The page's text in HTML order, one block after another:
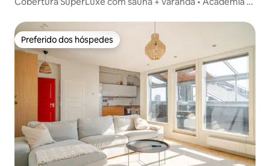
Preferido dos hóspedes
Preferido dos hóspedes